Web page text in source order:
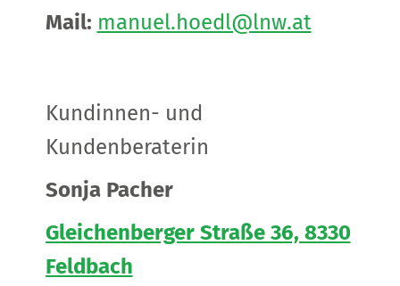
Mail: manuel.hoedl@lnw.at
Kundinnen- und
Kundenberaterin
Sonja Pacher
Gleichenberger Straße 36, 8330
Feldbach